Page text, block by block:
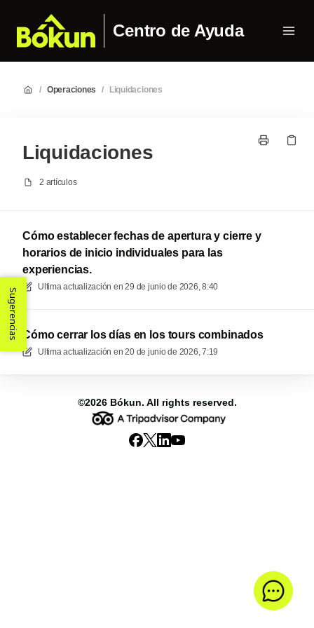
Centro de Ayuda
/ Operaciones / Liquidaciones
Liquidaciones
2 artículos
Cómo establecer fechas de apertura y cierre y
horarios de inicio individuales para las
experiencias.
Ultima actualización en 29 de junio de 2026, 8:40
Cómo cerrar los días en los tours combinados
Ultima actualización en 20 de junio de 2026, 7:19
©2026 Bókun. All rights reserved.
Sugerencias